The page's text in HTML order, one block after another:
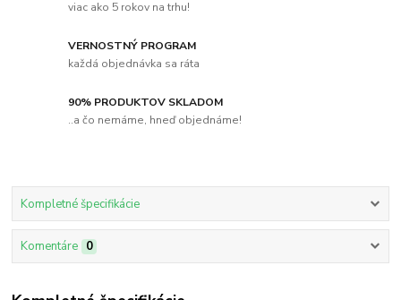
viac ako 5 rokov na trhu!
VERNOSTNÝ PROGRAM
každá objednávka sa ráta
90% PRODUKTOV SKLADOM
..a čo nemáme, hneď objednáme!
Kompletné špecifikácie
Komentáre 0